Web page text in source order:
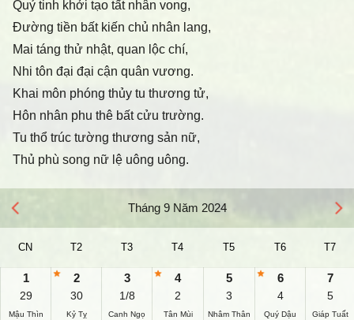
Quỷ tinh khởi tạo tất nhân vong,
Đường tiền bất kiến chủ nhân lang,
Mai táng thử nhật, quan lộc chí,
Nhi tôn đại đại cận quân vương.
Khai môn phóng thủy tu thương tử,
Hôn nhân phu thê bất cửu trường.
Tu thổ trúc tường thương sản nữ,
Thủ phù song nữ lệ uông uông.
Tháng 9 Năm 2024
CN T2 T3 T4 T5 T6 T7
1
29
Mậu Thìn
2
30
Kỷ Tỵ
3
1/8
Canh Ngọ
4
2
Tân Mùi
5
3
Nhâm Thân
6
4
Quý Dậu
7
5
Giáp Tuất